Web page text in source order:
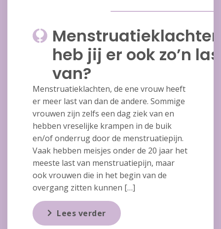
heb jij er ook zo’n
van?
Menstruatieklachten, de ene vrouw heeft
er meer last van dan de andere. Sommige
vrouwen zijn zelfs een dag ziek van en
hebben vreselijke krampen in de buik
en/of onderrug door de menstruatiepijn.
Vaak hebben meisjes onder de 20 jaar het
meeste last van menstruatiepijn, maar
ook vrouwen die in het begin van de
overgang zitten kunnen […]
Lees verder